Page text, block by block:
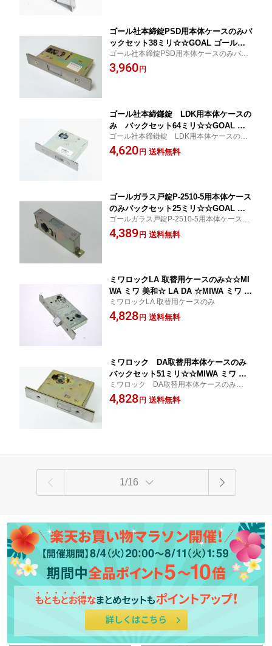
ゴール社本締錠PSD用本体ケースのみバ
ックセット38ミリ☆☆GOAL ゴール☆P
-PSD-5☆GOAL ゴール☆☆ 玄関 ドア
扉 修理 補修 交換 部品 パーツ
ゴール社本締錠PSD用本体ケースのみバッ
クセット38ミリ
3,960 円
ゴール社本締鎌錠 LDK用本体ケースの
み バックセット64ミリ☆☆GOAL ゴ
ール☆LDK☆GOAL ゴール☆☆ 玄関 ド
ア 扉 修理 補修 交換 部品 パーツ
ゴール社本締鎌錠 LDK用本体ケースの
み バックセット64ミリ
4,620 円 送料無料
ゴールガラス戸錠P-2510-5用本体ケース
のみバックセット25ミリ☆☆GOAL ゴ
ール☆2510 フレーム☆GOAL ゴール
☆☆ 玄関 ドア 扉 修理 補修 交換 部品
ゴールガラス戸錠P-2510-5用本体ケースの
みバックセット25ミリ
4,389 円 送料無料
ミワロックLA 取替用ケースのみ☆☆MI
WA ミワ 美和☆ LA DA ☆MIWA ミワ 美
和☆☆
ミワロックLA 取替用ケースのみ
4,828 円 送料無料
ミワロック DA取替用本体ケースのみ
バックセット51ミリ☆☆MIWA ミワ 美
和☆ LA DA ☆MIWA ミワ 美和☆☆
ミワロック DA取替用本体ケースのみバッ
クセット51ミリ
4,828 円 送料無料
1/16